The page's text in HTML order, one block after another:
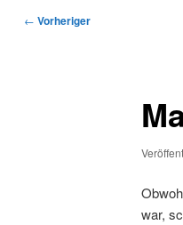
Beitragsnavigation
← Vorheriger
war,